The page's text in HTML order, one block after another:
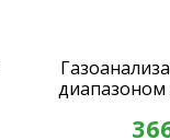
диапазоном